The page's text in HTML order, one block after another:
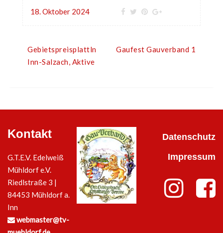
18. Oktober 2024
Gebietspreisplattln
Inn-Salzach, Aktive
Gaufest Gauverband 1
Kontakt
G.T.E.V. Edelweiß
Mühldorf e.V.
Riedlstraße 3 |
84453 Mühldorf a.
Inn
webmaster@tv-
Datenschutz
Impressum